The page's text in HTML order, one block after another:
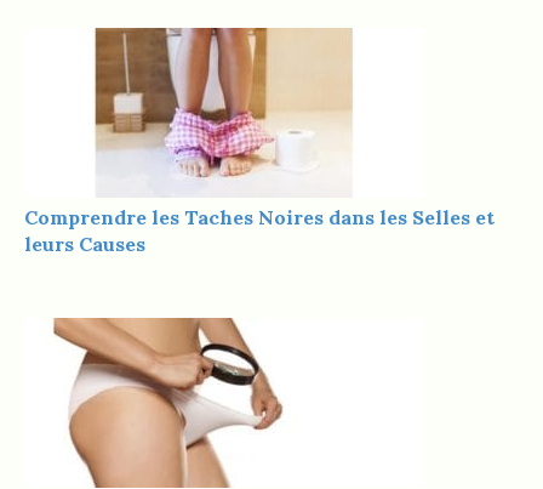
Comprendre les Taches Noires dans les Selles et
leurs Causes